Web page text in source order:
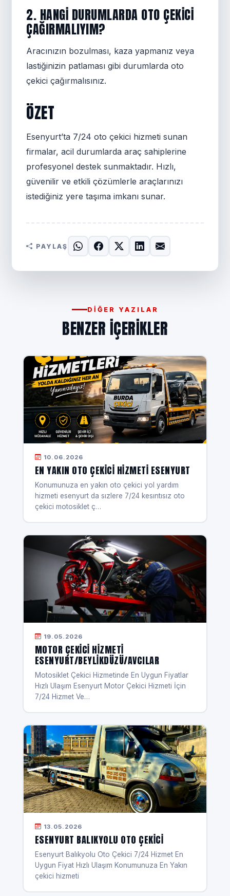
2. HANGI DURUMLARDA OTO ÇEKICI
ÇAĞIRMALIYIM?
Aracınızın bozulması, kaza yapmanız veya
lastiğinizin patlaması gibi durumlarda oto
çekici çağırmalısınız.
ÖZET
Esenyurt’ta 7/24 oto çekici hizmeti sunan
firmalar, acil durumlarda araç sahiplerine
profesyonel destek sunmaktadır. Hızlı,
güvenilir ve etkili çözümlerle araçlarınızı
istediğiniz yere taşıma imkanı sunar.
PAYLAŞ
DIĞER YAZILAR
BENZER IÇERIKLER
10.06.2026
EN YAKIN OTO ÇEKICI HIZMETI ESENYURT
Konumunuza en yakın oto çekici yol yardım
hizmeti esenyurt da sızlere 7/24 kesıntısız oto
çekici motosiklet ç…
19.05.2026
MOTOR ÇEKICI HIZMETI
ESENYURT/BEYLIKDÜZÜ/AVCILAR
Motosiklet Çekici Hizmetinde En Uygun Fiyatlar
Hızlı Ulaşım Esenyurt Motor Çekici Hizmeti İçin
7/24 Hizmet Ve…
13.05.2026
ESENYURT BALIKYOLU OTO ÇEKICI
Esenyurt Balıkyolu Oto Çekici 7/24 Hizmet En
Uygun Fiyat Hızlı Ulaşım Konumunuza En Yakın
çekici hizmeti